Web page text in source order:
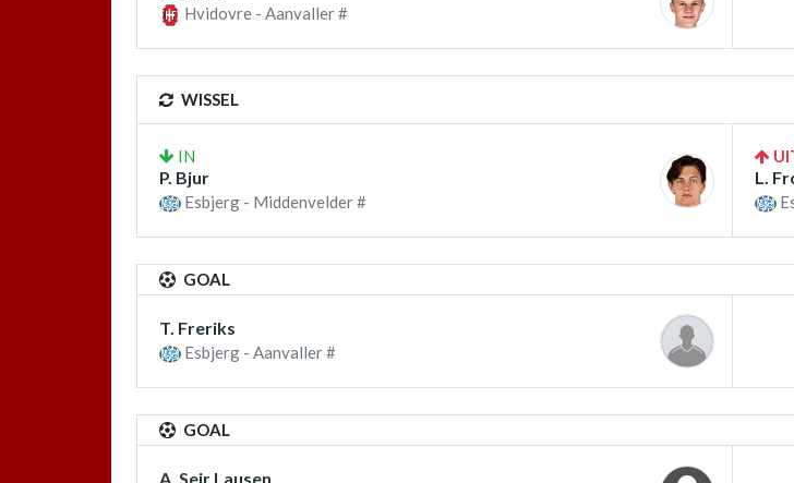
Hvidovre - Aanvaller #
WISSEL
IN
P. Bjur
Esbjerg - Middenvelder #
L.
GOAL
T. Freriks
Esbjerg - Aanvaller #
GOAL
A. Sejr Lausen